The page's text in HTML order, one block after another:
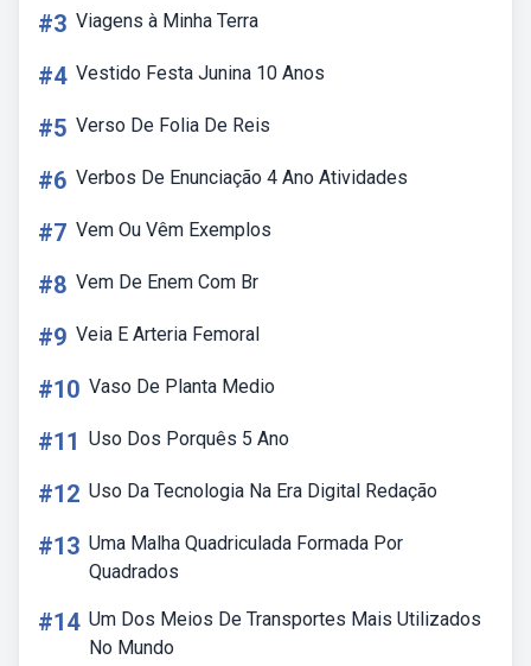
#3 Viagens à Minha Terra
#4 Vestido Festa Junina 10 Anos
#5 Verso De Folia De Reis
#6 Verbos De Enunciação 4 Ano Atividades
#7 Vem Ou Vêm Exemplos
#8 Vem De Enem Com Br
#9 Veia E Arteria Femoral
#10 Vaso De Planta Medio
#11 Uso Dos Porquês 5 Ano
#12 Uso Da Tecnologia Na Era Digital Redação
#13 Uma Malha Quadriculada Formada Por
Quadrados
#14 Um Dos Meios De Transportes Mais Utilizados
No Mundo